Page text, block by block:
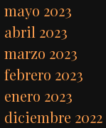
mayo 2023
abril 2023
marzo 2023
febrero 2023
enero 2023
diciembre 2022